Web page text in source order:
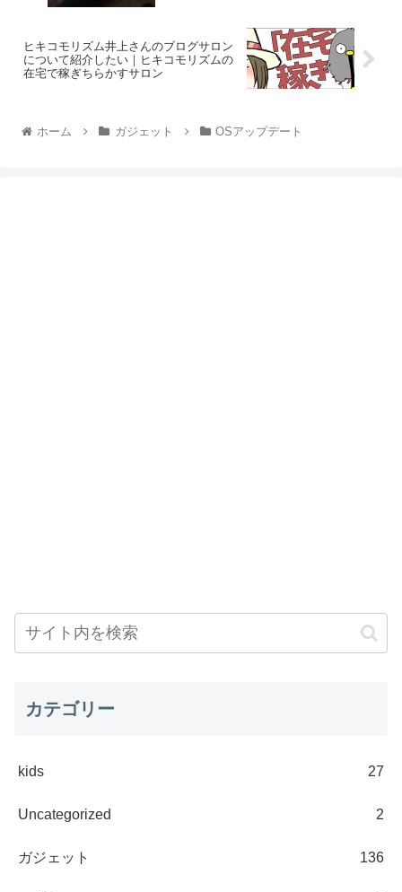
ヒキコモリズム井上さんのブログサロン
について紹介したい｜ヒキコモリズムの
在宅で稼ぎちらかすサロン
ホーム ガジェット OSアップデート
カテゴリー
kids 27
Uncategorized 2
ガジェット 136